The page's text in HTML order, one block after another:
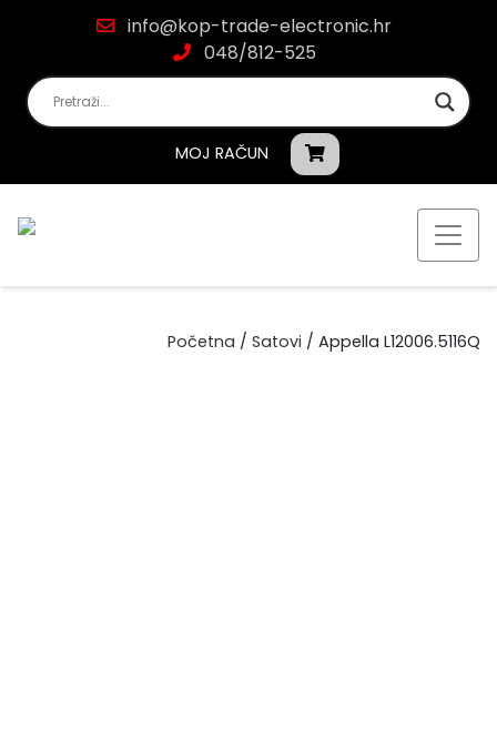
info@kop-trade-electronic.hr
048/812-525
MOJ RAČUN
Početna / Satovi / Appella L12006.5116Q